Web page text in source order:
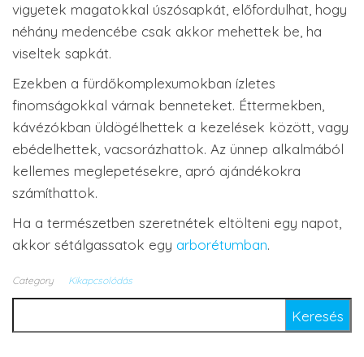
vigyetek magatokkal úszósapkát, előfordulhat, hogy
néhány medencébe csak akkor mehettek be, ha
viseltek sapkát.
Ezekben a fürdőkomplexumokban ízletes
finomságokkal várnak benneteket. Éttermekben,
kávézókban üldögélhettek a kezelések között, vagy
ebédelhettek, vacsorázhattok. Az ünnep alkalmából
kellemes meglepetésekre, apró ajándékokra
számíthattok.
Ha a természetben szeretnétek eltölteni egy napot,
akkor sétálgassatok egy arborétumban.
Category Kikapcsolódás